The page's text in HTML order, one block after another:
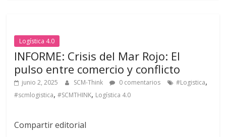
Logística 4.0
INFORME: Crisis del Mar Rojo: El
pulso entre comercio y conflicto
junio 2, 2025 SCM-Think 0 comentarios #Logistica,
#scmlogistica,#SCMTHINK, Logística 4.0
Compartir editorial